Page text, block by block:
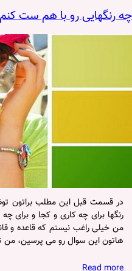
چه رنگهایی رو با هم ست
در قسمت قبل این مطلب براتون
رنگها برای چه کاری و کجا و
من خیلی راغب نیستم که قاعده و
هاتون این سوال رو می پرسین،